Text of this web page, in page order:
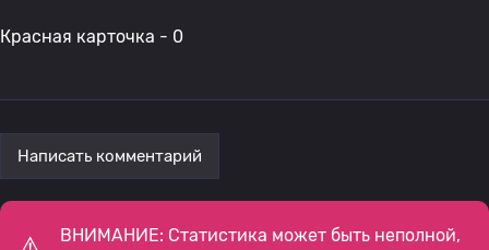
Красная карточка - 0
Написать комментарий
ВНИМАНИЕ: Статистика может быть неполной,